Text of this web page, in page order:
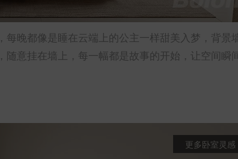
晚都像是睡在云端上的公主一样甜美入梦，背景
意挂在墙上，每一幅都是故事的开始，让空间瞬
更多卧室灵感